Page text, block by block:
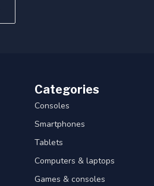
Categories
Consoles
Smartphones
Tablets
Computers & laptops
Games & consoles